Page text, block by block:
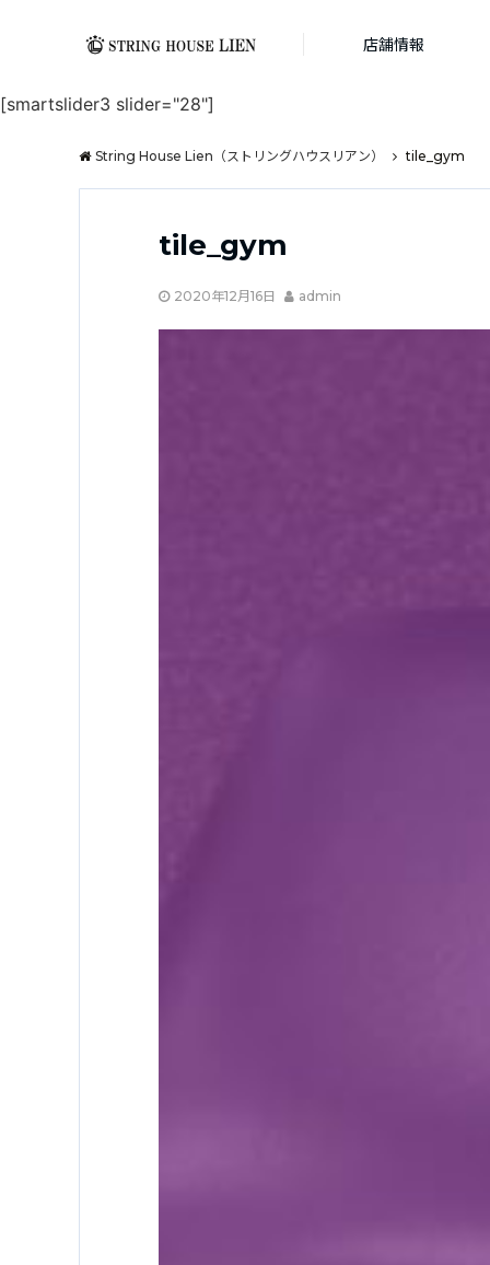
店舗情報
[smartslider3 slider="28"]
String House Lien（ストリングハウスリアン） tile_gym
tile_gym
2020年12月16日 admin